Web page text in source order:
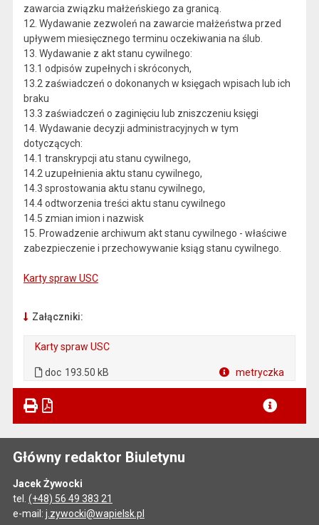
zawarcia związku małżeńskiego za granicą.
12. Wydawanie zezwoleń na zawarcie małżeństwa przed
upływem miesięcznego terminu oczekiwania na ślub.
13. Wydawanie z akt stanu cywilnego:
13.1 odpisów zupełnych i skróconych,
13.2 zaświadczeń o dokonanych w księgach wpisach lub ich
braku
13.3 zaświadczeń o zaginięciu lub zniszczeniu księgi
14. Wydawanie decyzji administracyjnych w tym
dotyczących:
14.1 transkrypcji atu stanu cywilnego,
14.2 uzupełnienia aktu stanu cywilnego,
14.3 sprostowania aktu stanu cywilnego,
14.4 odtworzenia treści aktu stanu cywilnego
14.5 zmian imion i nazwisk
15. Prowadzenie archiwum akt stanu cywilnego - właściwe
zabezpieczenie i przechowywanie ksiąg stanu cywilnego.
Karty spraw USC
Załączniki:
Karty spraw USC
doc 193.50 kB metryczka
Główny redaktor Biuletynu
Jacek Żywocki
tel. (+48) 56 49 383 21
e-mail: j.zywocki@wapielsk.pl